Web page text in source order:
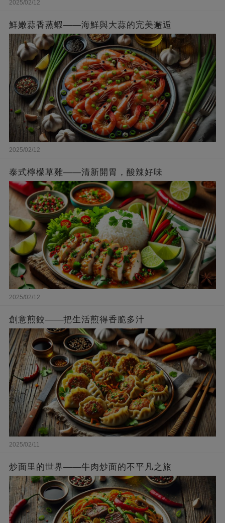
2025/02/12
鮮嫩蒜香蒸蝦——海鮮與大蒜的完美邂逅
2025/02/12
泰式檸檬草雞——清新開胃，酸辣好味
2025/02/12
創意煎餃——把生活煎得香脆多汁
2025/02/11
炒面里的世界——牛肉炒面的不平凡之旅